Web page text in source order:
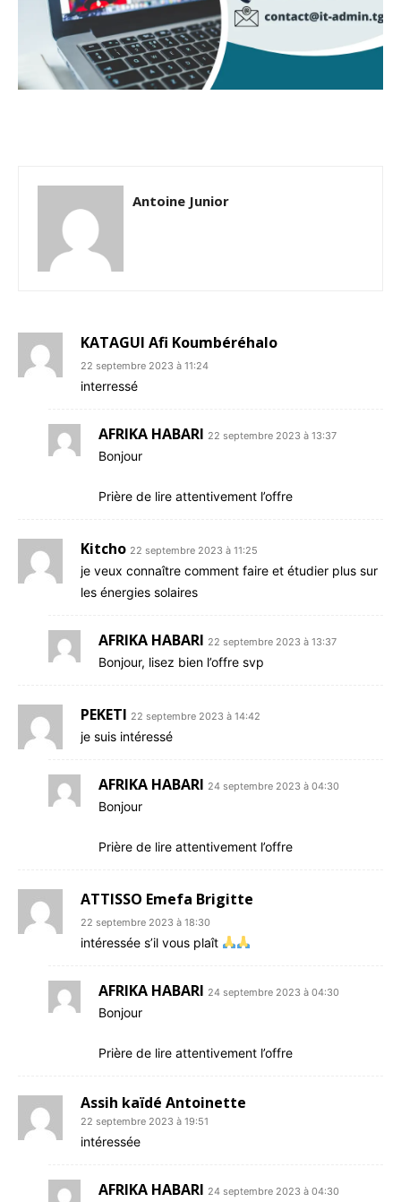
Antoine Junior
KATAGUI Afi Koumbéréhalo
22 septembre 2023 à 11:24
interressé
AFRIKA HABARI 22 septembre 2023 à 13:37
Bonjour
Prière de lire attentivement l’offre
Kitcho 22 septembre 2023 à 11:25
je veux connaître comment faire et étudier plus sur
les énergies solaires
AFRIKA HABARI 22 septembre 2023 à 13:37
Bonjour, lisez bien l’offre svp
PEKETI 22 septembre 2023 à 14:42
je suis intéressé
AFRIKA HABARI 24 septembre 2023 à 04:30
Bonjour
Prière de lire attentivement l’offre
ATTISSO Emefa Brigitte
22 septembre 2023 à 18:30
intéressée s’il vous plaît
AFRIKA HABARI 24 septembre 2023 à 04:30
Bonjour
Prière de lire attentivement l’offre
Assih kaïdé Antoinette
22 septembre 2023 à 19:51
intéressée
AFRIKA HABARI 24 septembre 2023 à 04:30